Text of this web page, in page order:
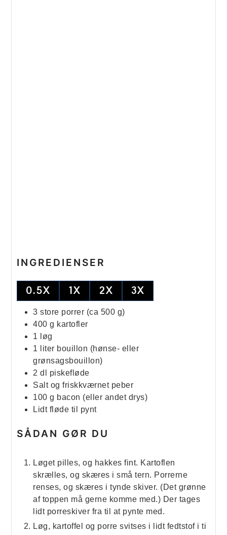
INGREDIENSER
0.5X 1X 2X 3X
3 store porrer (ca 500 g)
400 g kartofler
1
løg
1
liter bouillon (hønse- eller
grønsagsbouillon)
2 dl
piskefløde
Salt og friskkværnet peber
100 g bacon (eller andet drys)
Lidt fløde til pynt
SÅDAN GØR DU
Løget pilles, og hakkes fint. Kartoflen
skrælles, og skæres i små tern. Porrerne
renses, og skæres i tynde skiver. (Det grønne
af toppen må gerne komme med.) Der tages
lidt porreskiver fra til at pynte med.
Løg, kartoffel og porre svitses i lidt fedtstof i ti